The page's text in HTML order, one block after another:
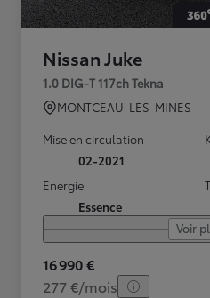
Nissan Juke
1.0 DIG-T 117ch Tekna
MONTCEAU-LES-MINES
Mise en circulation
02-2021
Energie
Essence
Voir
16 990 €
277 €/mois